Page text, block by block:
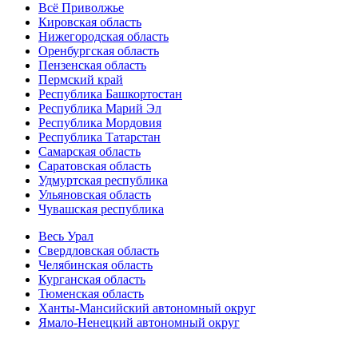
Всё Приволжье
Кировская область
Нижегородская область
Оренбургская область
Пензенская область
Пермский край
Республика Башкортостан
Республика Марий Эл
Республика Мордовия
Республика Татарстан
Самарская область
Саратовская область
Удмуртская республика
Ульяновская область
Чувашская республика
Весь Урал
Свердловская область
Челябинская область
Курганская область
Тюменская область
Ханты-Мансийский автономный округ
Ямало-Ненецкий автономный округ